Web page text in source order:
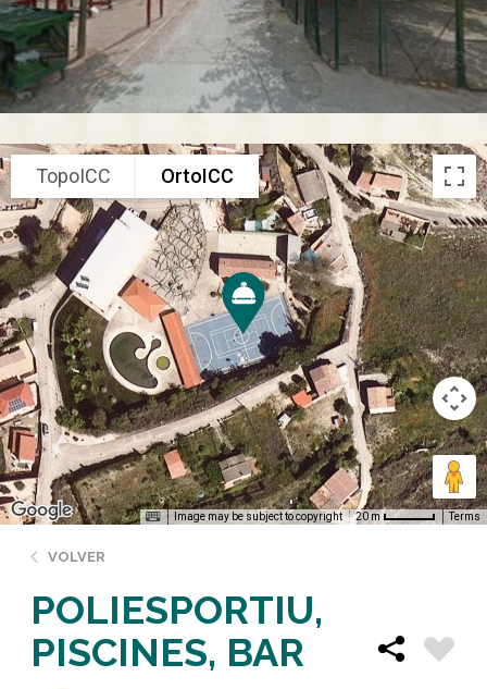
TopoICC OrtoICC
Image may be subject to copyright 20 m Terms
VOLVER
POLIESPORTIU,
PISCINES, BAR